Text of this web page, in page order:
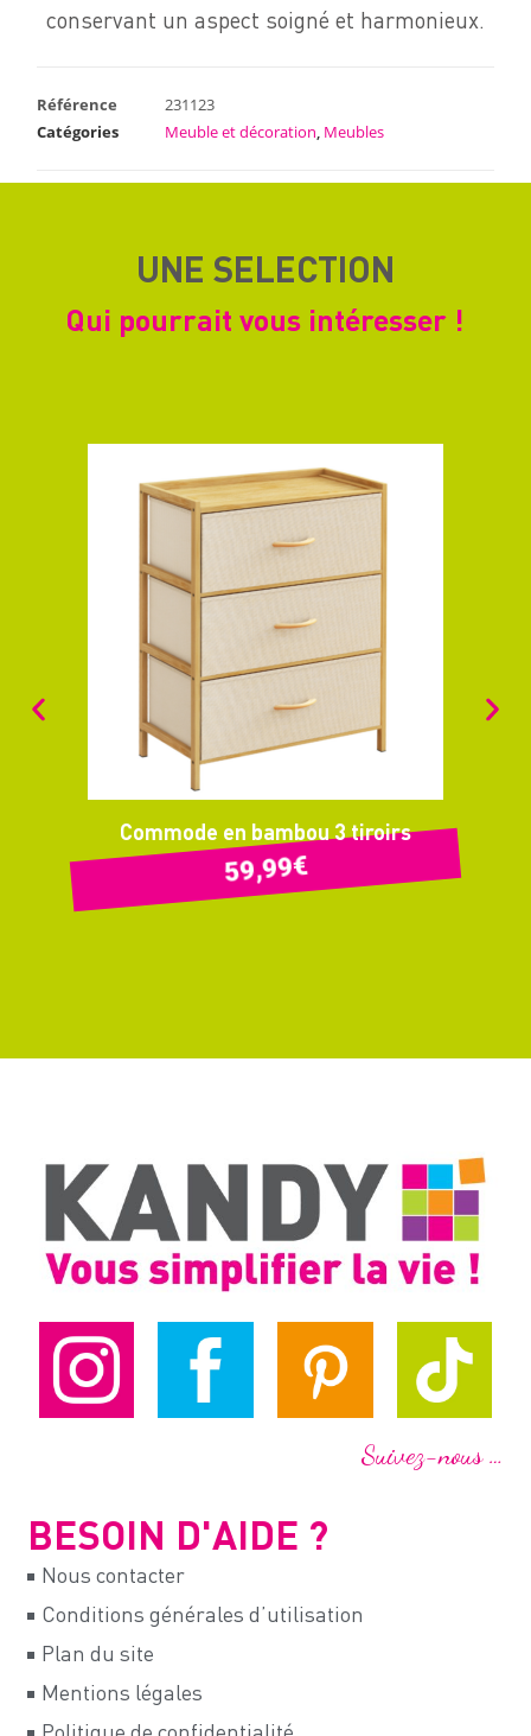
conservant un aspect soigné et harmonieux.
Référence
231123
Catégories
Meuble et décoration, Meubles
UNE SELECTION
Qui pourrait vous intéresser !
Commode en bambou 3 tiroirs
59,99€
Suivez-nous …
BESOIN D'AIDE ?
Nous contacter
Conditions générales d’utilisation
Plan du site
Mentions légales